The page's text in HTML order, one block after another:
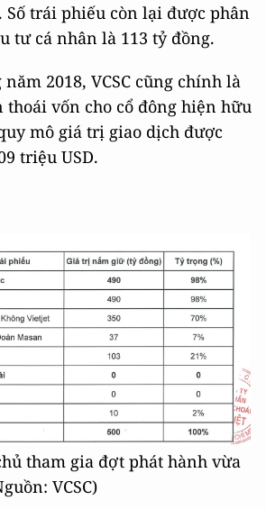
Số trái phiếu còn lại được phân
tư cá nhân là 113 tỷ đồng.
2018, VCSC cũng chính là
thoái vốn cho cổ đông hiện hữu
mô giá trị giao dịch được
triệu USD.
tham gia đợt phát hành vừa
VCSC)